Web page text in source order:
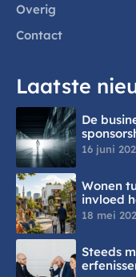
Overig
Contact
Laatste
De
16 juni
Wonen
invloed
18 mei
Steeds